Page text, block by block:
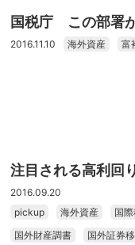
国税庁 この部署
2016.11.10 海外資産 富
注目される高利回
2016.09.20
pickup
海外資産 国
国外財産調書
国外証券